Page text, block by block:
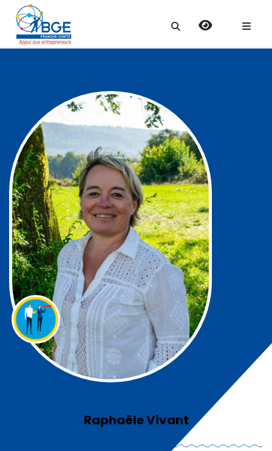
Search
Raphaële Vivant